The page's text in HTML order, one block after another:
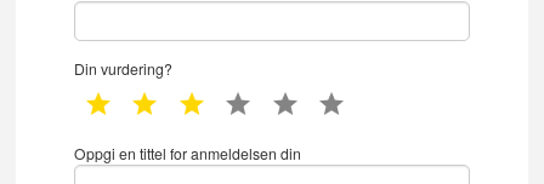
Din vurdering?
1 star 2 star 3 star 4 star 5 star
Oppgi en tittel for anmeldelsen din